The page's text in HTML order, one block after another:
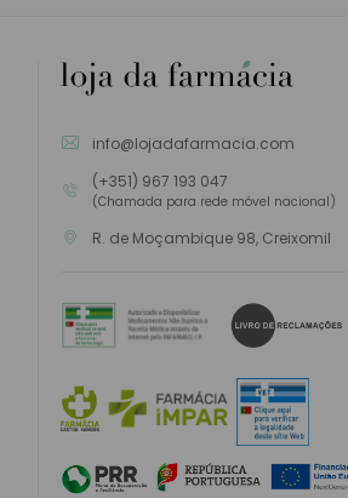
info@lojadafarmacia.com
(+351) 967 193 047
(Chamada para rede móvel nacional)
R. de Moçambique 98, Creixomil